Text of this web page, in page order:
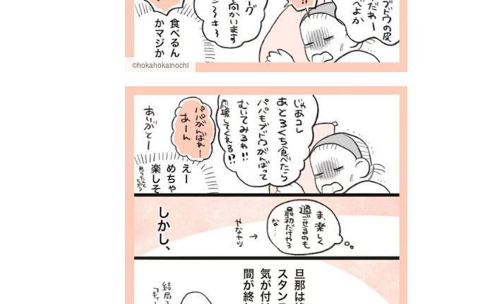
©hokahokainochi